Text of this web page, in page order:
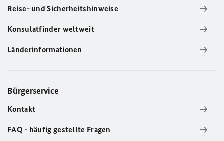
Reise- und Sicherheitshinweise
Konsulatfinder weltweit
Länderinformationen
Bürgerservice
Kontakt
FAQ - häufig gestellte Fragen